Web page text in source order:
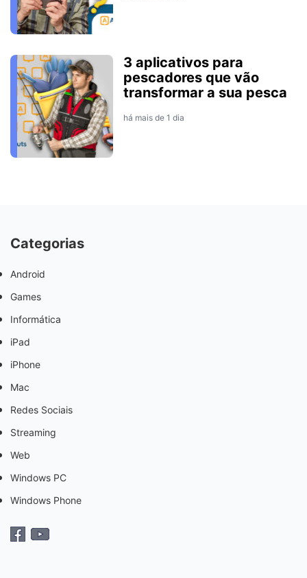
3 aplicativos para
pescadores que vão
transformar a sua pesca
há mais de 1 dia
Categorias
Android
Games
Informática
iPad
iPhone
Mac
Redes Sociais
Streaming
Web
Windows PC
Windows Phone